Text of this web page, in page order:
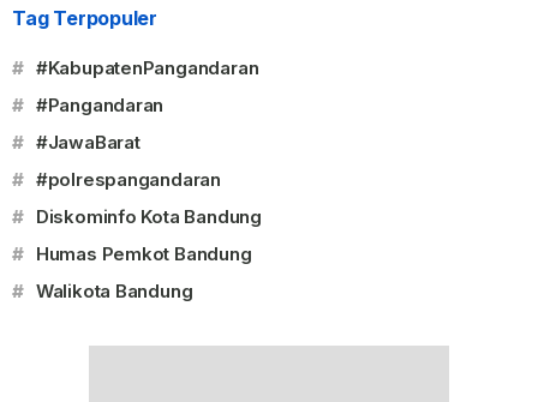
Tag Terpopuler
# #KabupatenPangandaran
# #Pangandaran
# #JawaBarat
# #polrespangandaran
# Diskominfo Kota Bandung
# Humas Pemkot Bandung
# Walikota Bandung